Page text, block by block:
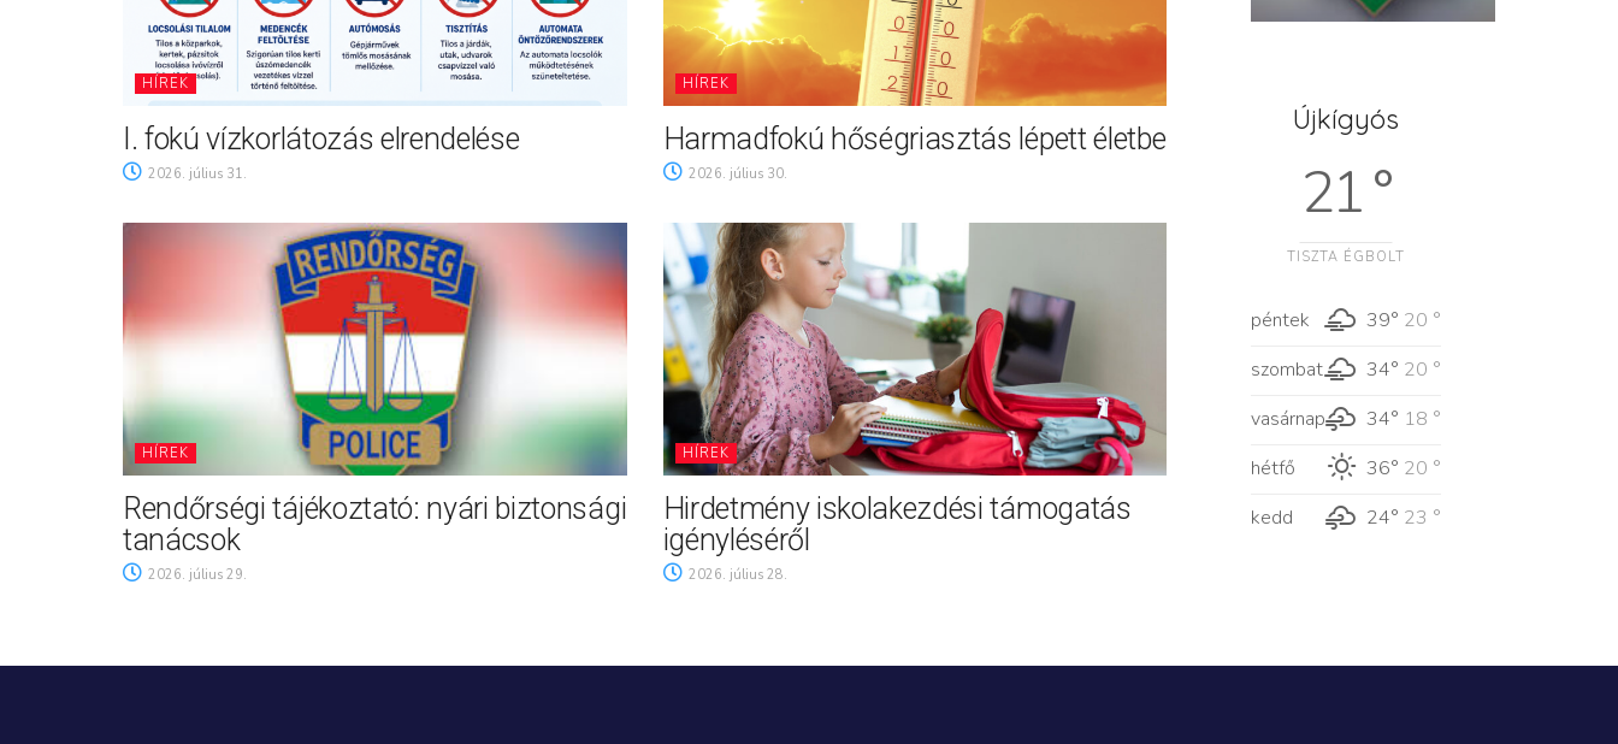
HÍREK
I. fokú vízkorlátozás elrendelése
2026. július 31.
HÍREK
Harmadfokú hőségriasztás lépett életbe
2026. július 30.
HÍREK
Rendőrségi tájékoztató: nyári biztonsági
tanácsok
2026. július 29.
HÍREK
Hirdetmény iskolakezdési támogatás
igényléséről
2026. július 28.
Újkígyós
21 °
TISZTA ÉGBOLT
péntek 39° 20 °
szombat
34° 20 °
vasárnap
34° 18 °
hétfő
36° 20 °
kedd
24° 23 °